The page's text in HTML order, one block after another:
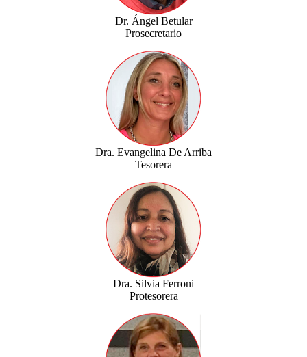
Dr. Ángel Betular
Prosecretario
Dra. Evangelina De Arriba
Tesorera
Dra. Silvia Ferroni
Protesorera